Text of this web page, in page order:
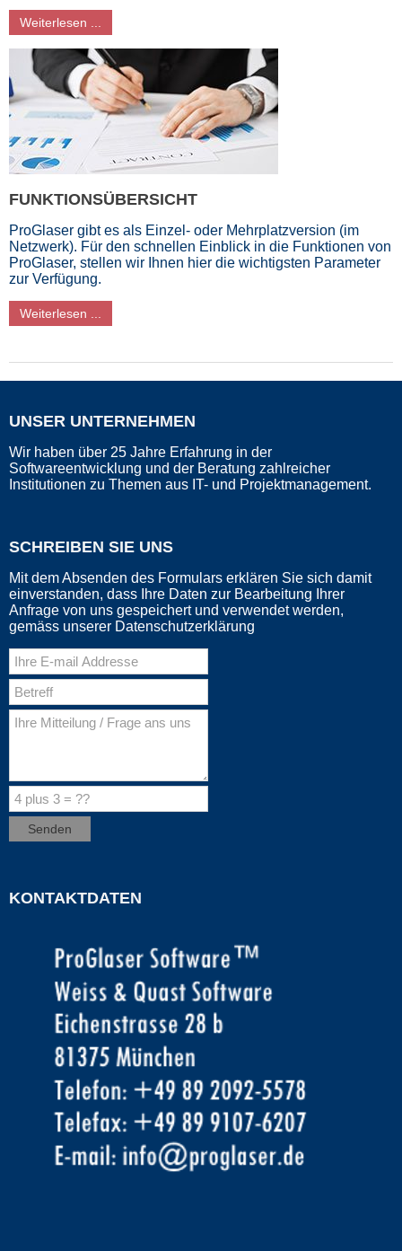
Weiterlesen ...
FUNKTIONSÜBERSICHT
ProGlaser gibt es als Einzel- oder Mehrplatzversion (im
Netzwerk). Für den schnellen Einblick in die Funktionen von
ProGlaser, stellen wir Ihnen hier die wichtigsten Parameter
zur Verfügung.
Weiterlesen ...
UNSER UNTERNEHMEN
Wir haben über 25 Jahre Erfahrung in der
Softwareentwicklung und der Beratung zahlreicher
Institutionen zu Themen aus IT- und Projektmanagement.
SCHREIBEN SIE UNS
Mit dem Absenden des Formulars erklären Sie sich damit
einverstanden, dass Ihre Daten zur Bearbeitung Ihrer
Anfrage von uns gespeichert und verwendet werden,
gemäss unserer Datenschutzerklärung
KONTAKTDATEN